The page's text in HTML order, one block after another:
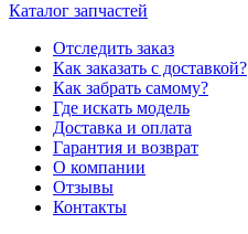
Каталог запчастей
Отследить заказ
Как заказать с доставкой?
Как забрать самому?
Где искать модель
Доставка и оплата
Гарантия и возврат
О компании
Отзывы
Контакты